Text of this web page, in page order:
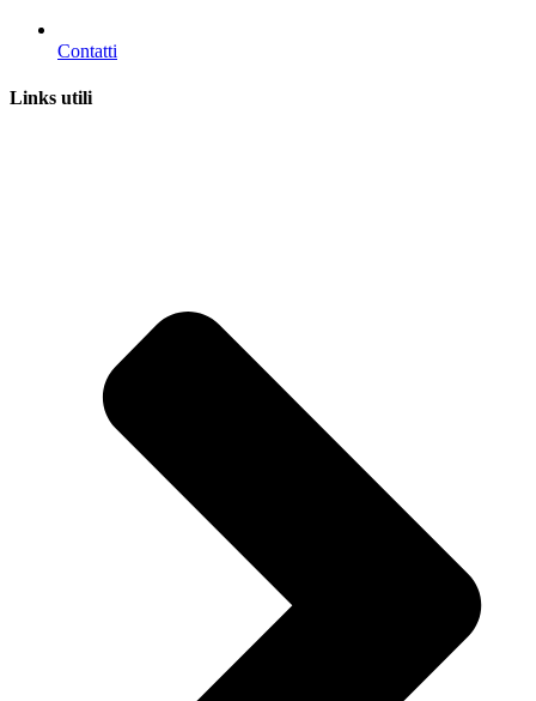
Contatti
Links utili